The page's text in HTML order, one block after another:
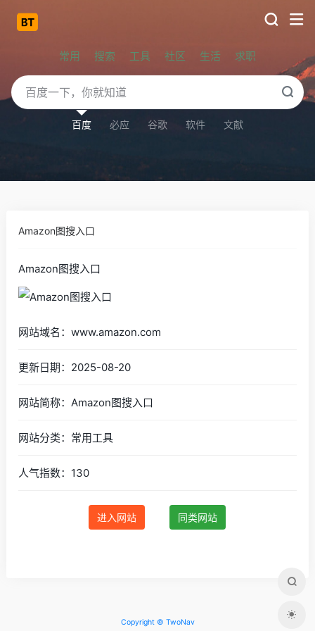
常用 搜索 工具 社区 生活 求职
百度 必应 谷歌 软件 文献
Amazon图搜入口
Amazon图搜入口
网站域名：www.amazon.com
更新日期：2025-08-20
网站简称：Amazon图搜入口
网站分类：常用工具
人气指数：130
进入网站 同类网站
Copyright © TwoNav